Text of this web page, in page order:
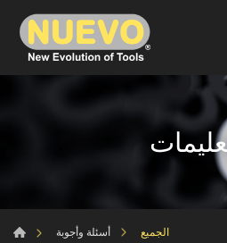
أسئلة وأجوبة الجميع